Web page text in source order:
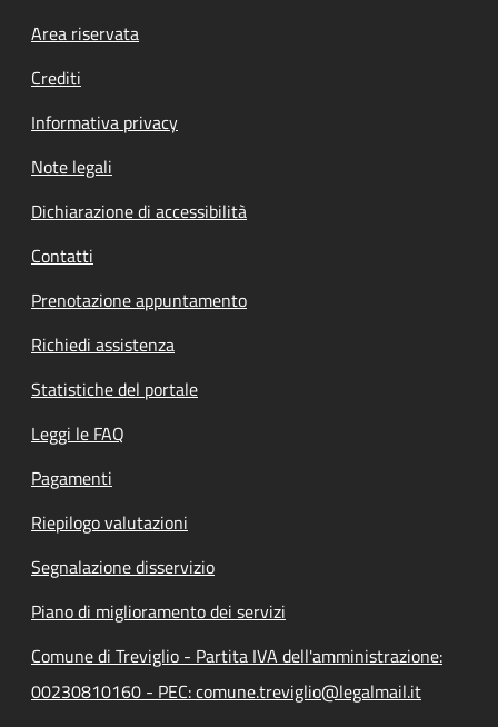
Footer menu
Area riservata
Crediti
Informativa privacy
Note legali
Dichiarazione di accessibilità
Contatti
Prenotazione appuntamento
Richiedi assistenza
Statistiche del portale
Leggi le FAQ
Pagamenti
Riepilogo valutazioni
Segnalazione disservizio
Piano di miglioramento dei servizi
Comune di Treviglio - Partita IVA dell'amministrazione:
00230810160 - PEC: comune.treviglio@legalmail.it